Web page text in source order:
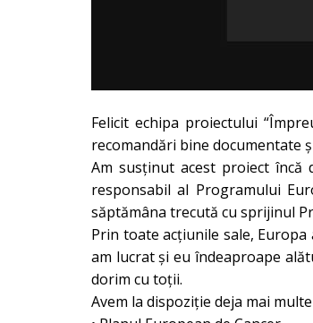
Felicit echipa proiectului
recomandări bine documentate
Am susținut acest proiect încă
responsabil al Programului
săptămâna trecută cu sprijinul
Prin toate acțiunile sale,
am lucrat și eu îndeaproape
dorim cu toții.
Avem la dispoziție deja mai